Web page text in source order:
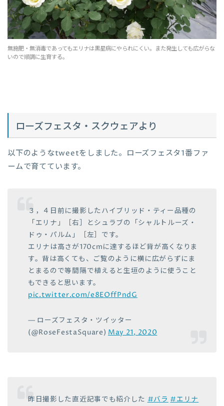
無施肥・無消毒であってもエリナは黒星病にやられにくい。また発生しても広がらな
いので順調に生育する。
ローズフェスタ・スクウェアより
以下のようなtweetをしました。ローズフェスタ1番ファ
ームで育てています。
３，４日前に撮影したハイブリッド・ティー品種の
「エリナ」［右］とシュラブの「シャルトルーズ・
ドゥ・パルム」［左］です。
エリナは高さが170cmに達するほど背が高くなりま
す。背は高くても、ご覧のように横に広がらずにま
とまるので等間隔で植えると生垣のように使うこと
もできると思います。
pic.twitter.com/e8EOffPndG
— ローズフェスタ・ツイッター
(@RoseFestaSquare) May 21, 2020
昨日撮影した直近記事でも紹介した #バラ #エリナ